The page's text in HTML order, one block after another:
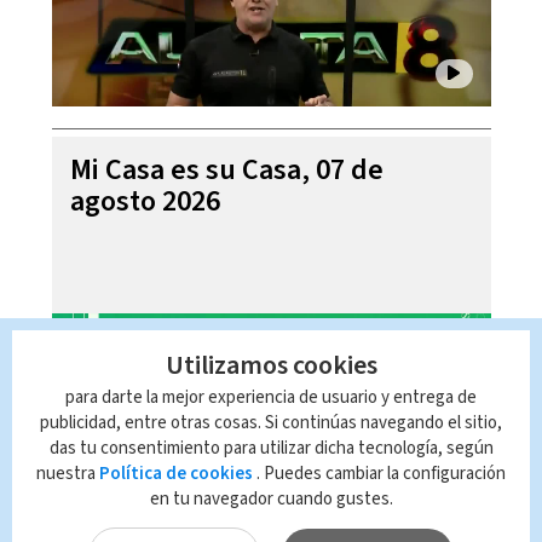
Mi Casa es su Casa, 07 de
agosto 2026
Utilizamos cookies
para darte la mejor experiencia de usuario y entrega de
publicidad, entre otras cosas. Si continúas navegando el sitio,
das tu consentimiento para utilizar dicha tecnología, según
nuestra Política de cookies . Puedes cambiar la configuración
en tu navegador cuando gustes.